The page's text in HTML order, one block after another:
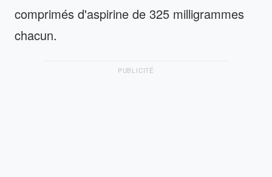
comprimés d'aspirine de 325 milligrammes
chacun.
PUBLICITÉ